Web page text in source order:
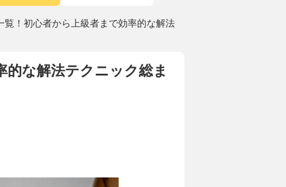
覧！初心者から上級者まで効率的な解法
的な解法テクニック総ま